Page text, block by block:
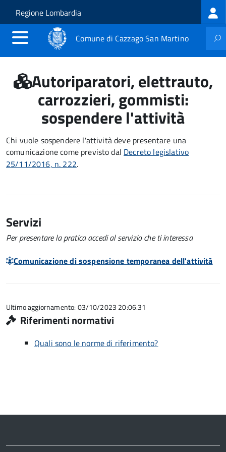
Salta al contenuto principale
Skip to site navigation
Regione Lombardia
Comune di Cazzago San Martino
Autoriparatori, elettrauto,
carrozzieri, gommisti:
sospendere l'attività
Chi vuole sospendere l'attività deve presentare una
comunicazionecome previsto dal Decreto legislativo
25/11/2016, n. 222.
Servizi
Per presentare la pratica accedi al servizio che ti interessa
Comunicazione di sospensione temporanea dell'attività
Ultimo aggiornamento: 03/10/2023 20:06.31
Riferimenti normativi
Quali sono le norme di riferimento?